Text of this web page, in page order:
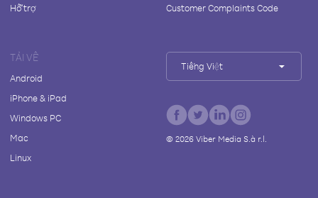
Hỗ trợ
Customer Complaints Code
TẢI VỀ
Android
iPhone & iPad
Windows PC
Mac
Linux
Tiếng Việt
© 2026Viber Media S.à r.l.